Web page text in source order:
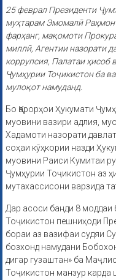
25 феврал Президенти
муҳтарам Эмомалӣ Раҳмон
фарҳанг, мақомоти
миллӣ, Агентии назорати
коррупсия, Палатаи ҳисоб
Ҷумҳурии Тоҷикистон ба
мулоқот намуданд.
Бо Қарорҳои Ҳукумати
муовини вазири адлия,
Хадамоти назорати
соҳаи кӯҳкории назди
муовини Раиси Кумитаи
Ҷумҳурии Тоҷикистон аз
мутахассисони варзида
Дар асоси банди 8 моддаи
Тоҷикистон пешниҳоди
бораи аз вазифаи судяи
бозхонд намудани
дигар гузаштан» ба
Тоҷикистон манзур карда